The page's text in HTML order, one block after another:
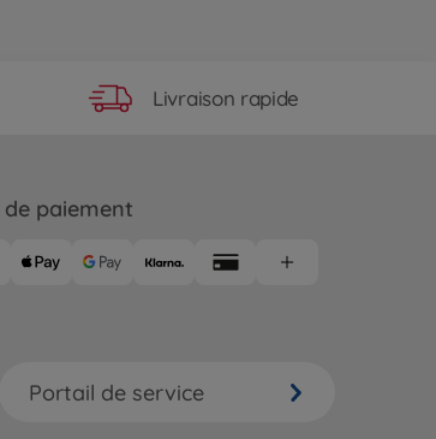
Livraison rapide
de paiement
Portail de service